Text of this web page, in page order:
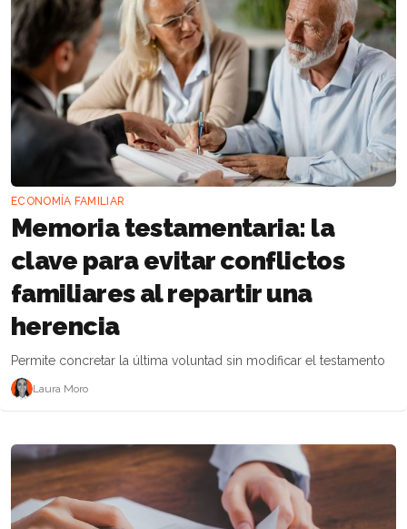
ECONOMÍA FAMILIAR
Memoria testamentaria: la
clave para evitar conflictos
familiares al repartir una
herencia
Permite concretar la última voluntad sin modificar el testamento
Laura Moro